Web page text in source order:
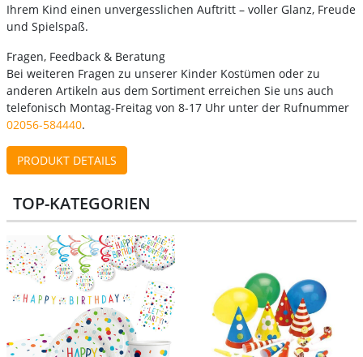
Ihrem Kind einen unvergesslichen Auftritt – voller Glanz, Freude
und Spielspaß.
Fragen, Feedback & Beratung
Bei weiteren Fragen zu unserer Kinder Kostümen oder zu
anderen Artikeln aus dem Sortiment erreichen Sie uns auch
telefonisch Montag-Freitag von 8-17 Uhr unter der Rufnummer
02056-584440.
PRODUKT DETAILS
TOP-KATEGORIEN